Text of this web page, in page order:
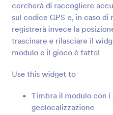
cercherà di raccogliere
sul codice GPS e, in caso
registrerà invece la
trascinare e rilasciare il
modulo e il gioco è fatto!
Use this widget to
Timbra il modulo con i
geolocalizzazione
Campi Completati
Mostra agli utenti il
hanno compilato
Mostra quante volte il